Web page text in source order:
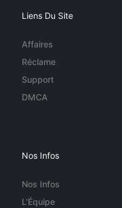
Liens Du Site
Affaires
Réclame
Support
DMCA
Nos Infos
Nos Infos
L'Équipe